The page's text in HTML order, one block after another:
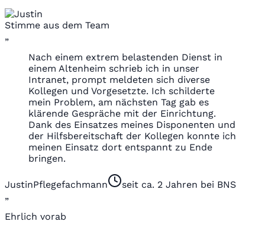
Stimme aus dem Team
„
Nach einem extrem belastenden Dienst in
einem Altenheim schrieb ich in unser
Intranet, prompt meldeten sich diverse
Kollegen und Vorgesetzte. Ich schilderte
mein Problem, am nächsten Tag gab es
klärende Gespräche mit der Einrichtung.
Dank des Einsatzes meines Disponenten und
der Hilfsbereitschaft der Kollegen konnte ich
meinen Einsatz dort entspannt zu Ende
bringen.
JustinPflegefachmann
seit ca. 2 Jahren bei BNS
„
Ehrlich vorab